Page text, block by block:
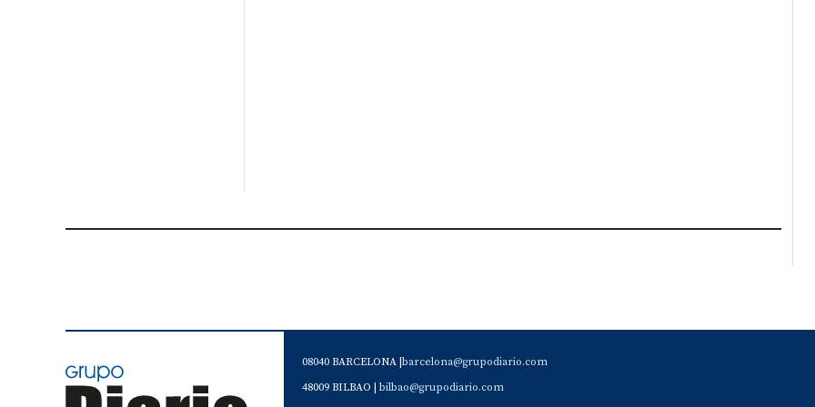
08040 BARCELONA | barcelona@grupodiario.com
48009 BILBAO | bilbao@grupodiario.com